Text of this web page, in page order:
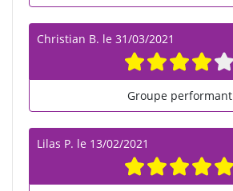
Christian B. le 31/03/2021
Groupe performant
Lilas P. le 13/02/2021